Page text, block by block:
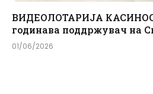
ВИДЕОЛОТАРИЈА
годинава поддржувач на
01/06/2026